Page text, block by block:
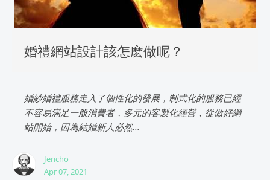
婚禮網站設計該怎麽做呢？
婚紗婚禮服務走入了個性化的發展，制式化的服務已經
不容易滿足一般消費者，多元的客製化經營，從做好網
站開始，因為結婚新人必然...
Jericho
Apr 07, 2021